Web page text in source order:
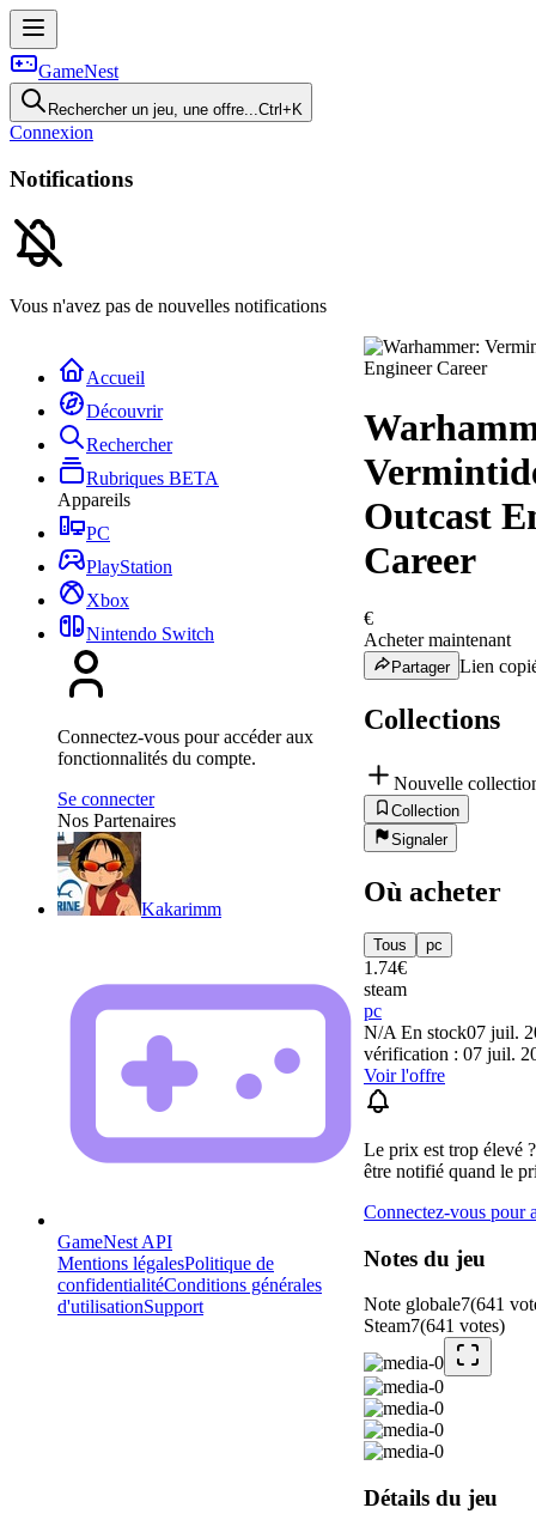
GameNest
Rechercher un jeu, une offre...Ctrl+K
Connexion
Notifications
Vous n'avez pas de nouvelles notifications
Accueil
Découvrir
Rechercher
Rubriques BETA
Appareils
PC
PlayStation
Xbox
Nintendo Switch
Connectez-vous pour accéder aux
fonctionnalités du compte.
Se connecter
Nos Partenaires
Kakarimm
GameNest API
Mentions légalesPolitique de
confidentialitéConditions générales
d'utilisationSupport
Outcast
Career
€
Acheter maintenant
Partager Lien
Collections
Nouvelle
Collection
Signaler
Où acheter
Tous pc
1.74€
steam
pc
N/A En stock07 juil.
vérification : 07 juil.
Voir l'offre
Le prix est trop élevé
être notifié quand le
Connectez-vous pour
Notes du jeu
Note globale7(641
Steam7(641 votes)
Détails du jeu